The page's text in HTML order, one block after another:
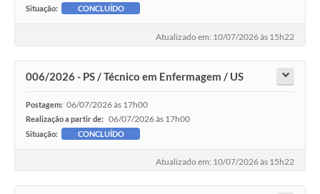
Situação: CONCLUÍDO
Atualizado em: 10/07/2026 às 15h22
006/2026 - PS / Técnico em Enfermagem / US
Postagem: 06/07/2026 às 17h00
Realização a partir de: 06/07/2026 às 17h00
Situação: CONCLUÍDO
Atualizado em: 10/07/2026 às 15h22